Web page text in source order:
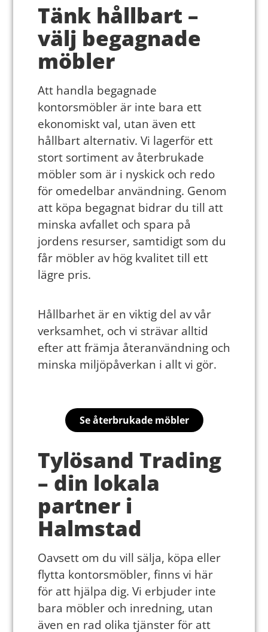
Tänk hållbart –
välj begagnade
möbler
Att handla begagnade
kontorsmöbler är inte bara ett
ekonomiskt val, utan även ett
hållbart alternativ. Vi lagerför ett
stort sortiment av återbrukade
möbler som är i nyskick och redo
för omedelbar användning. Genom
att köpa begagnat bidrar du till att
minska avfallet och spara på
jordens resurser, samtidigt som du
får möbler av hög kvalitet till ett
lägre pris.
Hållbarhet är en viktig del av vår
verksamhet, och vi strävar alltid
efter att främja återanvändning och
minska miljöpåverkan i allt vi gör.
Se återbrukade möbler
Tylösand Trading
– din lokala
partner i
Halmstad
Oavsett om du vill sälja, köpa eller
flytta kontorsmöbler, finns vi här
för att hjälpa dig. Vi erbjuder inte
bara möbler och inredning, utan
även en rad olika tjänster för att